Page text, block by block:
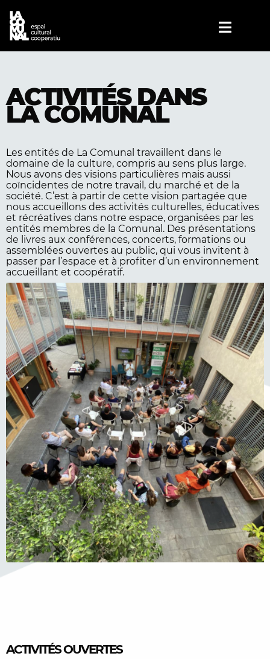
ACTIVITÉS DANS
LA COMUNAL
Les entités de La Comunal travaillent dans le
domaine de la culture, compris au sens plus large.
Nous avons des visions particulières mais aussi
coïncidentes de notre travail, du marché et de la
société. C’est à partir de cette vision partagée que
nous accueillons des activités culturelles, éducatives
et récréatives dans notre espace, organisées par les
entités membres de la Comunal. Des présentations
de livres aux conférences, concerts, formations ou
assemblées ouvertes au public, qui vous invitent à
passer par l’espace et à profiter d’un environnement
accueillant et coopératif.
ACTIVITÉS OUVERTES